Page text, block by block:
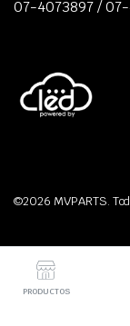
07-4073897 /
©2026 MVPARTS.
PRODUCTOS